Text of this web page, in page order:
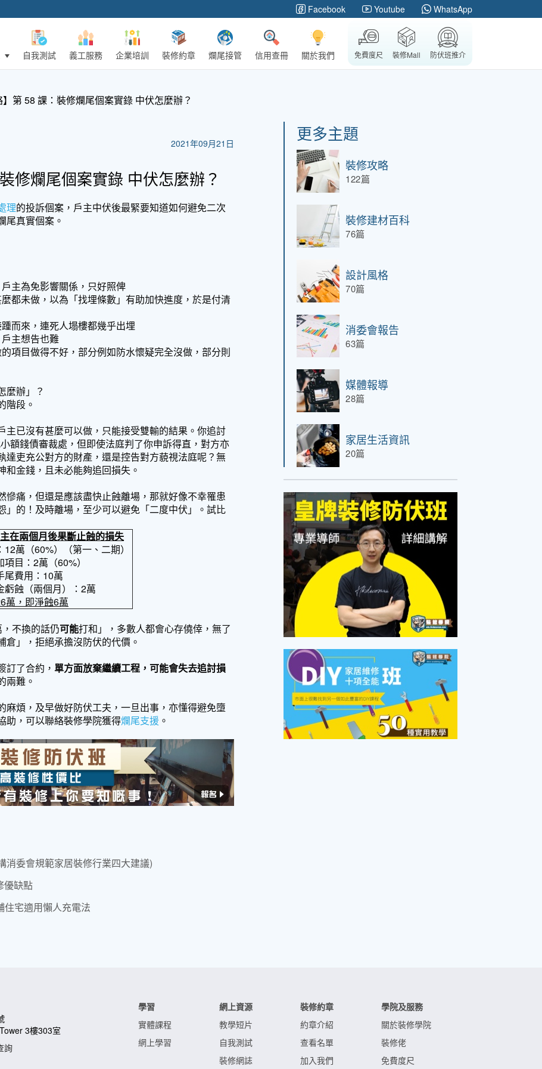
Facebook Youtube WhatsApp
自我測試 義工服務 企業培訓 裝修約章 爛尾接管 信用查冊 關於我們 免費度尺 裝修Mall 防伏班推介
】第 58 課：裝修爛尾個案實錄 中伏怎麼辦？
2021年09月21日
修爛尾個案實錄 中伏怎麼辦？
理的投訴個案，戶主中伏後最緊要知道如何避免二次
尾真實個案。
主為免影響關係，只好照俾
都未做，以為「找埋條數」有助加快進度，於是付清
而來，連死人塌樓都幾乎出埋
主想告也難
項目做得不好，部分例如防水懷疑完全沒做，部分則
麼辦」？
階段。
主已沒有甚麼可以做，只能接受雙輸的結果。你追討
額錢債審裁處，但即使法庭判了你申訴得直，對方亦
吏充公對方的財產，還是控告對方藐視法庭呢？無
金錢，且未必能夠追回損失。
痛，但還是應該盡快止蝕離場，那就好像不幸罹患
」的！及時離場，至少可以避免「二度中伏」。試比
在兩個月後果斷止蝕的損失
12萬（60%）（第一、二期）
目：2萬（60%）
尾費用：10萬
虧蝕（兩個月）：2萬
萬，即淨蝕6萬
不換的話仍可能打和」，多數人都會心存僥倖，無了
」，拒絕承擔沒防伏的代價。
訂了合約， 單方面放棄繼續工程，可能會失去追討損
兩難。
煩，及早做好防伏工夫，一旦出事，亦懂得避免墮
助，可以聯絡裝修學院獲得爛尾支援 。
消委會規範家居裝修行業四大建議)
優缺點
住宅適用懶人充電法
更多主題
裝修攻略
122篇
裝修建材百科
76篇
設計風格
70篇
消委會報告
63篇
媒體報導
28篇
家居生活資訊
20篇
3樓303室
詢
學習
實體課程
網上學習
網上資源
教學短片
自我測試
裝修網誌
裝修約章
約章介紹
查看名單
加入我們
學院及服務
關於裝修學院
裝修佬
免費度尺